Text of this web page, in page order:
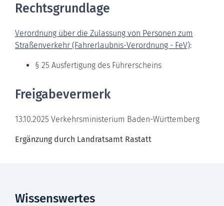
Rechtsgrundlage
Verordnung über die Zulassung von Personen zum
Straßenverkehr (Fahrerlaubnis-Verordnung - FeV):
§ 25 Ausfertigung des Führerscheins
Freigabevermerk
13.10.2025 Verkehrsministerium Baden-Württemberg
Ergänzung durch Landratsamt Rastatt
Wissenswertes